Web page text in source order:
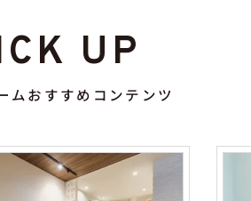
UP
ムおすすめコンテンツ